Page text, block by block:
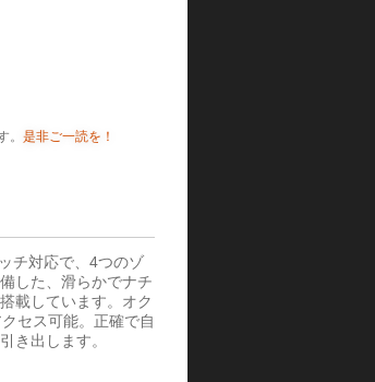
。 是非ご一読を！
チ対応で、4つのゾ
した、滑らかでナチ
載しています。オク
セス可能。正確で自
き出します。